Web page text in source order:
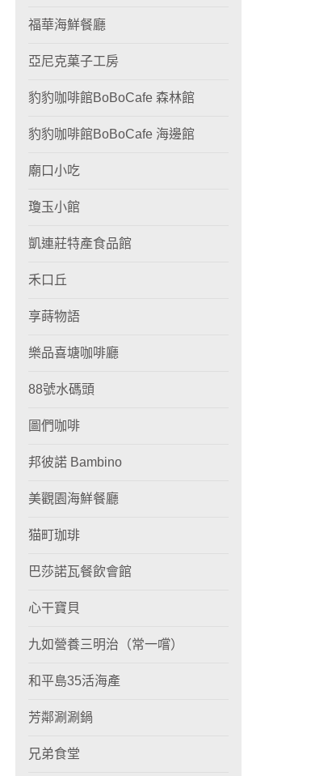
福華海鮮餐廳
亞尼克菓子工房
豹豹咖啡館BoBoCafe 森林館
豹豹咖啡館BoBoCafe 海邊館
廟口小吃
瓊玉小館
凱連莊特產食品館
禾口丘
享蒔物語
樂品喜塘咖啡廳
88號水碼頭
圖們咖啡
邦彼諾 Bambino
美觀園海鮮餐廳
猫町珈琲
巴莎諾瓦餐飲會館
心干寶貝
九如營養三明治（常一嚐）
和平島35活海產
芳鄰涮涮鍋
兄弟食堂